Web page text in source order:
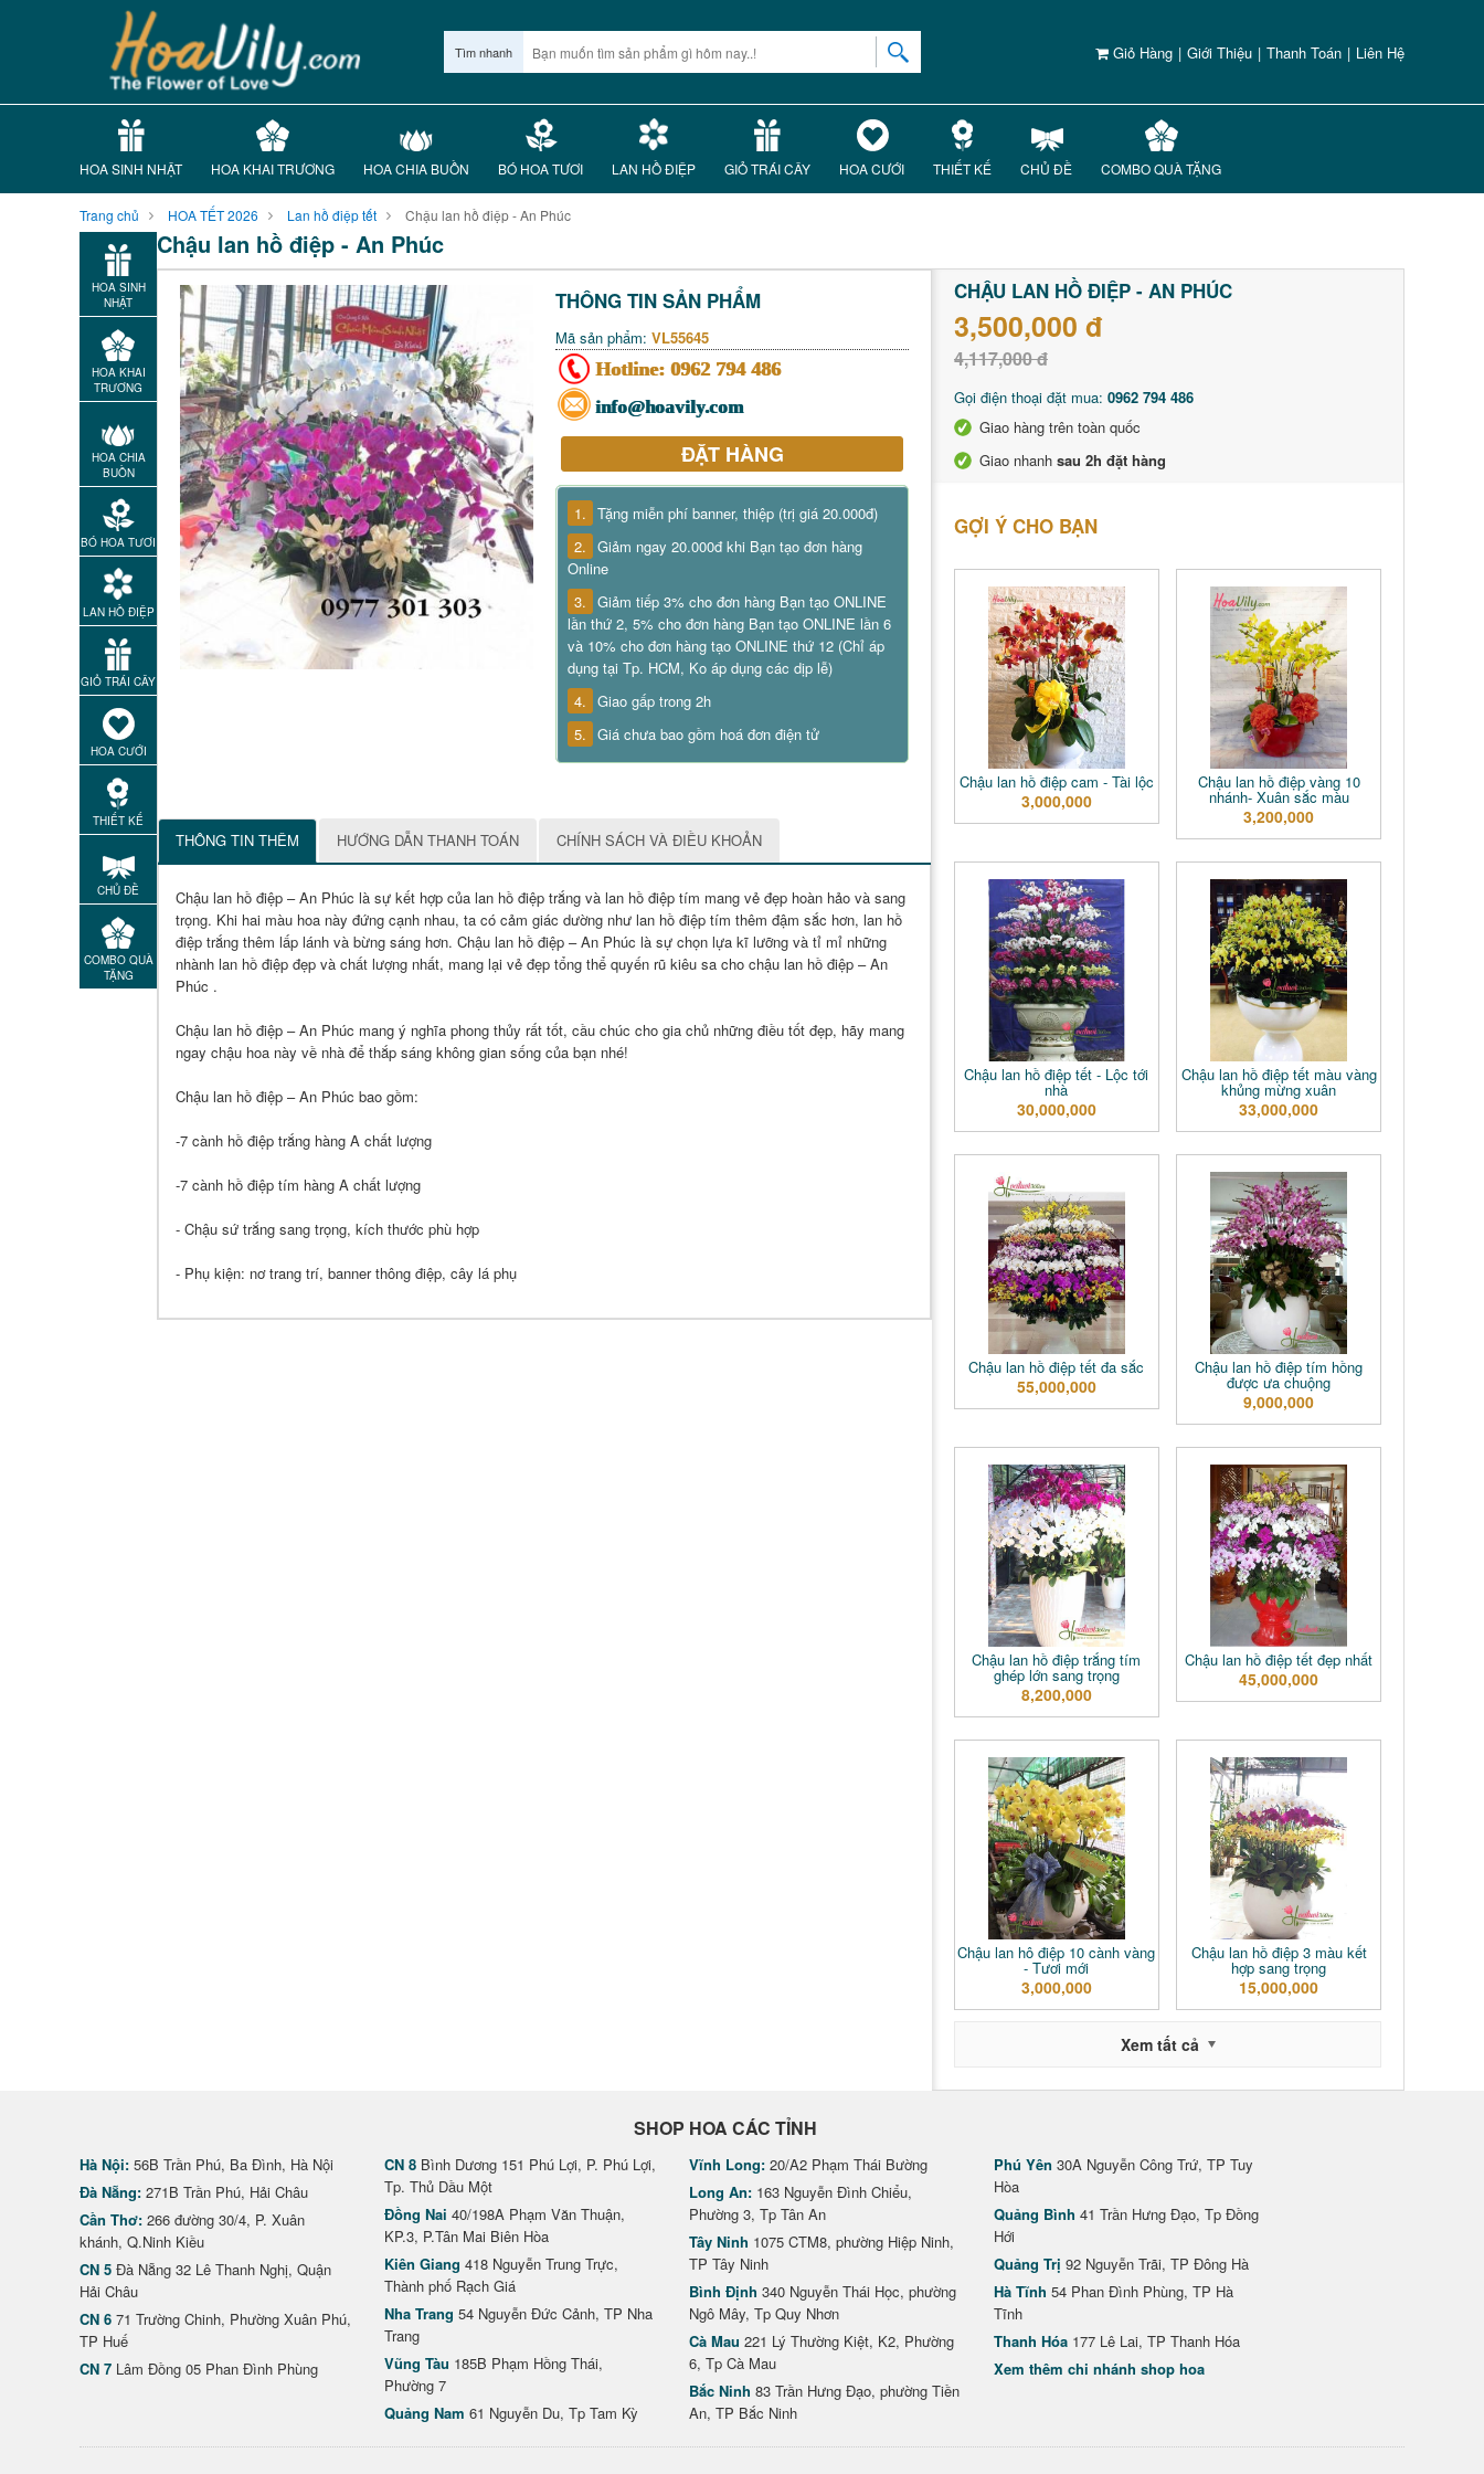
Giỏ Hàng | Giới Thiệu | Thanh Toán | Liên Hệ
Tìm nhanh
HOA SINH NHẬT HOA KHAI TRƯƠNG HOA CHIA BUỒN BÓ HOA TƯƠI LAN HỒ ĐIỆP GIỎ TRÁI CÂY HOA CƯỚI THIẾT KẾ CHỦ ĐỀ COMBO QUÀ TẶNG
Trang chủ HOA TẾT 2026 Lan hồ điệp tết Chậu lan hồ điệp - An Phúc
HOA SINH
NHẬT
HOA KHAI
TRƯƠNG
HOA CHIA
BUỒN
BÓ HOA TƯƠI
LAN HỒ ĐIỆP
GIỎ TRÁI CÂY
HOA CƯỚI
THIẾT KẾ
CHỦ ĐỀ
COMBO QUÀ
TẶNG
Chậu lan hồ điệp - An Phúc
THÔNG TIN SẢN PHẨM
Mã sản phẩm: VL55645
Hotline: 0962 794 486
info@hoavily.com
ĐẶT HÀNG
1. Tặng miễn phí banner, thiệp (trị giá 20.000đ)
2. Giảm ngay 20.000đ khi Bạn tạo đơn hàng
Online
3. Giảm tiếp 3% cho đơn hàng Bạn tạo ONLINE
lần thứ 2, 5% cho đơn hàng Bạn tạo ONLINE lần 6
và 10% cho đơn hàng tạo ONLINE thứ 12 (Chỉ áp
dụng tại Tp. HCM, Ko áp dụng các dịp lễ)
4. Giao gấp trong 2h
5. Giá chưa bao gồm hoá đơn điện tử
THÔNG TIN THÊM HƯỚNG DẪN THANH TOÁN CHÍNH SÁCH VÀ ĐIỀU KHOẢN
Chậu lan hồ điệp – An Phúc là sự kết hợp của lan hồ điệp trắng và lan hồ điệp tím mang vẻ đẹp hoàn hảo và sang
trọng. Khi hai màu hoa này đứng cạnh nhau, ta có cảm giác dường như lan hồ điệp tím thêm đậm sắc hơn, lan hồ
điệp trắng thêm lấp lánh và bừng sáng hơn. Chậu lan hồ điệp – An Phúc là sự chọn lựa kĩ lưỡng và tỉ mỉ những
nhành lan hồ điệp đẹp và chất lượng nhất, mang lại vẻ đẹp tổng thể quyến rũ kiêu sa cho chậu lan hồ điệp – An
Phúc .
Chậu lan hồ điệp – An Phúc mang ý nghĩa phong thủy rất tốt, cầu chúc cho gia chủ những điều tốt đẹp, hãy mang
ngay chậu hoa này về nhà để thắp sáng không gian sống của bạn nhé!
Chậu lan hồ điệp – An Phúc bao gồm:
-7 cành hồ điệp trắng hàng A chất lượng
-7 cành hồ điệp tím hàng A chất lượng
- Chậu sứ trắng sang trọng, kích thước phù hợp
- Phụ kiện: nơ trang trí, banner thông điệp, cây lá phụ
CHẬU LAN HỒ ĐIỆP - AN PHÚC
3,500,000 đ
4,117,000 đ
Gọi điện thoại đặt mua: 0962 794 486
Giao hàng trên toàn quốc
Giao nhanh sau 2h đặt hàng
GỢI Ý CHO BẠN
Chậu lan hồ điệp cam - Tài lộc
3,000,000
Chậu lan hồ điệp vàng 10
nhánh- Xuân sắc màu
3,200,000
Chậu lan hồ điệp tết - Lộc tới
nhà
30,000,000
Chậu lan hồ điệp tết màu vàng
khủng mừng xuân
33,000,000
Chậu lan hồ điệp tết đa sắc
55,000,000
Chậu lan hồ điệp tím hồng
được ưa chuộng
9,000,000
Chậu lan hồ điệp trắng tím
ghép lớn sang trọng
8,200,000
Chậu lan hồ điệp tết đẹp nhất
45,000,000
Chậu lan hô điệp 10 cành vàng
- Tươi mới
3,000,000
Chậu lan hồ điệp 3 màu kết
hợp sang trọng
15,000,000
Xem tất cả
SHOP HOA CÁC TỈNH
Hà Nội: 56B Trần Phú, Ba Đình, Hà Nội
Đà Nẵng: 271B Trần Phú, Hải Châu
Cần Thơ: 266 đường 30/4, P. Xuân
khánh, Q.Ninh Kiều
CN 5 Đà Nẵng 32 Lê Thanh Nghị, Quận
Hải Châu
CN 6 71 Trường Chinh, Phường Xuân Phú,
TP Huế
CN 7 Lâm Đồng 05 Phan Đình Phùng
CN 8 Bình Dương 151 Phú Lợi, P. Phú Lợi,
Tp. Thủ Dầu Một
Đồng Nai 40/198A Phạm Văn Thuận,
KP.3, P.Tân Mai Biên Hòa
Kiên Giang 418 Nguyễn Trung Trực,
Thành phố Rạch Giá
Nha Trang 54 Nguyễn Đức Cảnh, TP Nha
Trang
Vũng Tàu 185B Phạm Hồng Thái,
Phường 7
Quảng Nam 61 Nguyễn Du, Tp Tam Kỳ
Vĩnh Long: 20/A2 Phạm Thái Bường
Long An: 163 Nguyễn Đình Chiểu,
Phường 3, Tp Tân An
Tây Ninh 1075 CTM8, phường Hiệp Ninh,
TP Tây Ninh
Bình Định 340 Nguyễn Thái Học, phường
Ngô Mây, Tp Quy Nhơn
Cà Mau 221 Lý Thường Kiệt, K2, Phường
6, Tp Cà Mau
Bắc Ninh 83 Trần Hưng Đạo, phường Tiền
An, TP Bắc Ninh
Phú Yên 30A Nguyễn Công Trứ, TP Tuy
Hòa
Quảng Bình 41 Trần Hưng Đạo, Tp Đồng
Hới
Quảng Trị 92 Nguyễn Trãi, TP Đông Hà
Hà Tĩnh 54 Phan Đình Phùng, TP Hà
Tĩnh
Thanh Hóa 177 Lê Lai, TP Thanh Hóa
Xem thêm chi nhánh shop hoa